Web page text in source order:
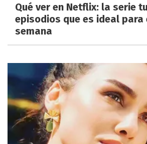
Qué ver en Netflix: la serie
episodios que es ideal para
semana